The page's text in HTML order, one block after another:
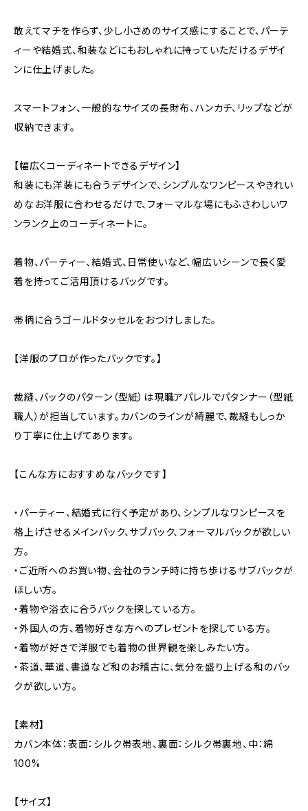
敢えてマチを作らず、少し小さめのサイズ感にすることで、パーテ
ィーや結婚式、和装などにもおしゃれに持っていただけるデザイ
ンに仕上げました。
スマートフォン、一般的なサイズの長財布、ハンカチ、リップなどが
収納できます。
【幅広くコーディネートできるデザイン】
和装にも洋装にも合うデザインで、シンプルなワンピースやきれい
めなお洋服に合わせるだけで、フォーマルな場にもふさわしいワ
ンランク上のコーディネートに。
着物、パーティー、結婚式、日常使いなど、幅広いシーンで長く愛
着を持ってご活用頂けるバッグです。
帯柄に合うゴールドタッセルをおつけしました。
【洋服のプロが作ったバックです。】
裁縫、バックのパターン（型紙）は現職アパレルでパタンナー（型紙
職人）が担当しています。カバンのラインが綺麗で、裁縫もしっか
り丁寧に仕上げてあります。
【こんな方におすすめなバックです】
・パーティー、結婚式に行く予定があり、シンプルなワンピースを
格上げさせるメインバック、サブバック、フォーマルバックが欲しい
方。
・ご近所へのお買い物、会社のランチ時に持ち歩けるサブバックが
ほしい方。
・着物や浴衣に合うバックを探している方。
・外国人の方、着物好きな方へのプレゼントを探している方。
・着物が好きで洋服でも着物の世界観を楽しみたい方。
・茶道、華道、書道など和のお稽古に、気分を盛り上げる和のバッ
クが欲しい方。
【素材】
カバン本体：表面：シルク帯表地、裏面：シルク帯裏地、中：綿
100%
【サイズ】